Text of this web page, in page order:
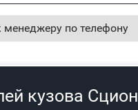
менеджеру по телефону
кузова Сцион